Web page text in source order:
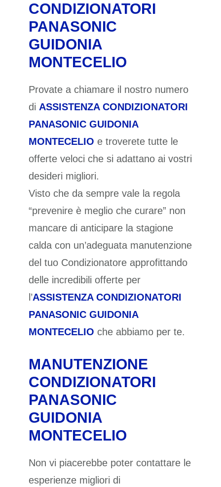
CONDIZIONATORI
PANASONIC
GUIDONIA
MONTECELIO
Provate a chiamare il nostro numero
di ASSISTENZA CONDIZIONATORI
PANASONIC GUIDONIA
MONTECELIO e troverete tutte le
offerte veloci che si adattano ai vostri
desideri migliori.
Visto che da sempre vale la regola
“prevenire è meglio che curare” non
mancare di anticipare la stagione
calda con un’adeguata manutenzione
del tuo Condizionatore approfittando
delle incredibili offerte per
l’ASSISTENZA CONDIZIONATORI
PANASONIC GUIDONIA
MONTECELIO che abbiamo per te.
MANUTENZIONE
CONDIZIONATORI
PANASONIC
GUIDONIA
MONTECELIO
Non vi piacerebbe poter contattare le
esperienze migliori di